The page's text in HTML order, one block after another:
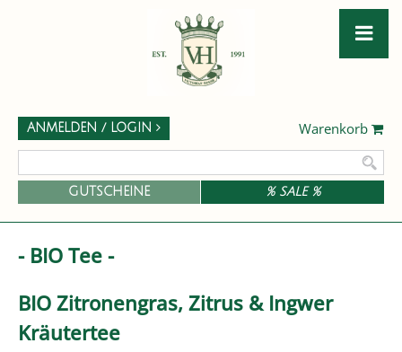
Warenkorb
ANMELDEN / LOGIN
GUTSCHEINE % SALE %
- BIO Tee -
BIO Zitronengras, Zitrus & Ingwer
Kräutertee